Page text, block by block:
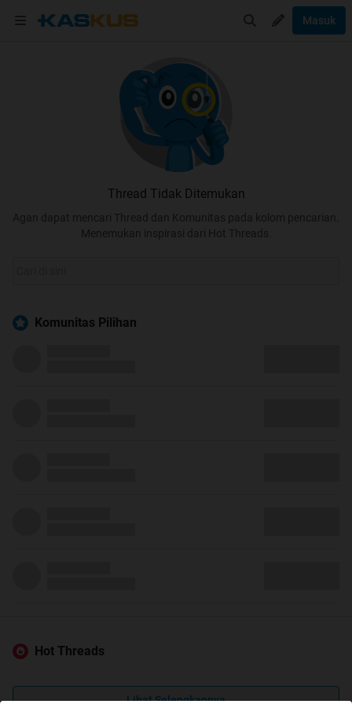
Masuk
Thread Tidak Ditemukan
Agan dapat mencari Thread dan Komunitas pada kolom pencarian.
Menemukan inspirasi dari Hot Threads.
Komunitas Pilihan
Hot Threads
Lihat Selengkapnya